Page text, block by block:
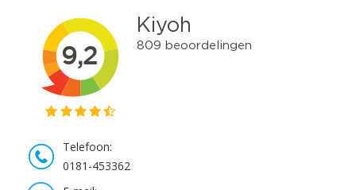
Telefoon:
0181-453362